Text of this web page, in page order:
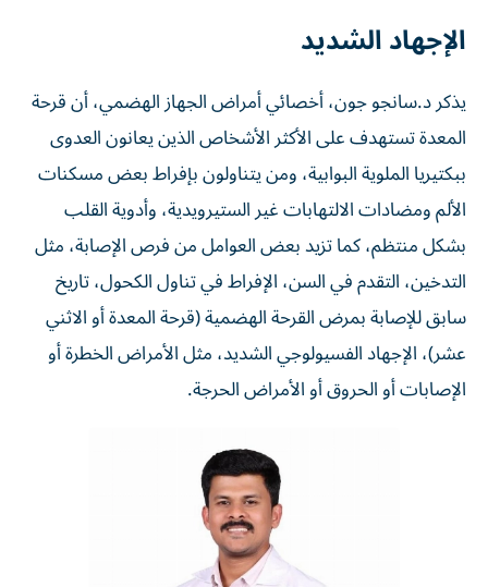
الإجهاد الشديد
يذكر د.سانجو جون، أخصائي أمراض الجهاز الهضمي، أن قرحة
المعدة تستهدف على الأكثر الأشخاص الذين يعانون العدوى
ببكتيريا الملوية البوابية، ومن يتناولون بإفراط بعض مسكنات
الألم ومضادات الالتهابات غير الستيرويدية، وأدوية القلب
بشكل منتظم، كما تزيد بعض العوامل من فرص الإصابة، مثل
التدخين، التقدم في السن، الإفراط في تناول الكحول، تاريخ
سابق للإصابة بمرض القرحة الهضمية (قرحة المعدة أو الاثني
عشر)، الإجهاد الفسيولوجي الشديد، مثل الأمراض الخطرة أو
الإصابات أو الحروق أو الأمراض الحرجة.